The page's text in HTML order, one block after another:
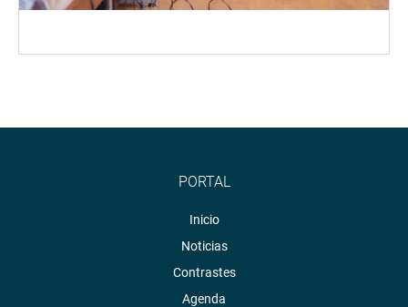
PORTAL
Inicio
Noticias
Contrastes
Agenda